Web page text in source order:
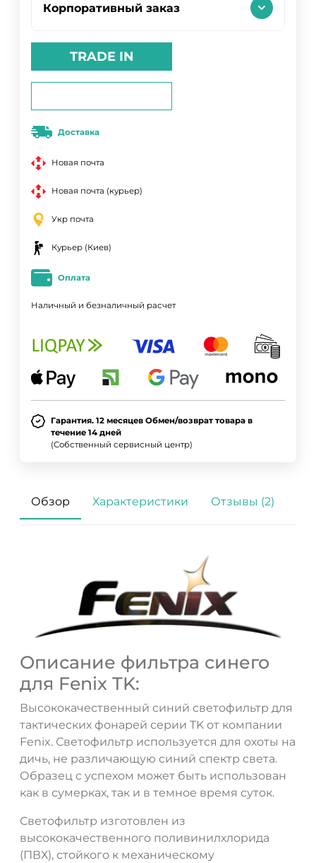
Корпоративный заказ
TRADE IN
Доставка
Новая почта
Новая почта (курьер)
Укр почта
Курьер (Киев)
Оплата
Наличный и безналичный расчет
Гарантия. 12 месяцев Обмен/возврат товара в
течение 14 дней
(Собственный сервисный центр)
Обзор Характеристики Отзывы (2)
Описание фильтра синего
для Fenix TK:
Высококачественный синий светофильтр для
тактических фонарей серии TK от компании
Fenix. Светофильтр используется для охоты на
дичь, не различающую синий спектр света.
Образец с успехом может быть использован
как в сумерках, так и в темное время суток.
Светофильтр изготовлен из
высококачественного поливинилхлорида
(ПВХ), стойкого к механическому
ДА